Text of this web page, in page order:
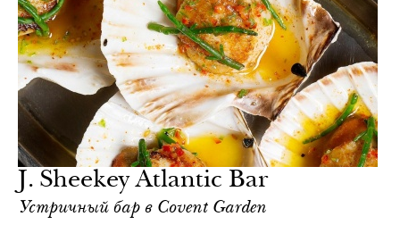
J. Sheekey Atlantic Bar
Устричный бар в Covent Garden